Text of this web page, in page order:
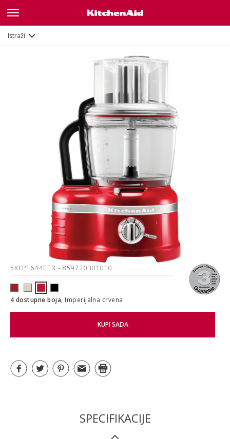
Istraži
5KFP1644EER - 859720301010
4 dostupne boja, Imperijalna crvena
KUPI SADA
SPECIFIKACIJE